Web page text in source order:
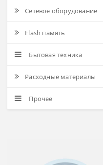
Сетевое оборудование
Flash память
Бытовая техника
Расходные материалы
Прочее